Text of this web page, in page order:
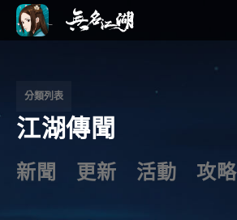
分類列表
江湖傳聞
新聞 更新 活動 攻略
文
導
覽